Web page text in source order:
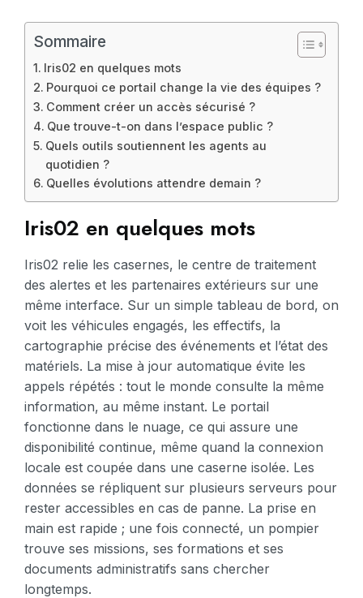
Sommaire
Iris02 en quelques mots
Pourquoi ce portail change la vie des équipes ?
Comment créer un accès sécurisé ?
Que trouve-t-on dans l’espace public ?
Quels outils soutiennent les agents au
quotidien ?
Quelles évolutions attendre demain ?
Iris02 en quelques mots
Iris02 relie les casernes, le centre de traitement
des alertes et les partenaires extérieurs sur une
même interface. Sur un simple tableau de bord, on
voit les véhicules engagés, les effectifs, la
cartographie précise des événements et l’état des
matériels. La mise à jour automatique évite les
appels répétés : tout le monde consulte la même
information, au même instant. Le portail
fonctionne dans le nuage, ce qui assure une
disponibilité continue, même quand la connexion
locale est coupée dans une caserne isolée. Les
données se répliquent sur plusieurs serveurs pour
rester accessibles en cas de panne. La prise en
main est rapide ; une fois connecté, un pompier
trouve ses missions, ses formations et ses
documents administratifs sans chercher
longtemps.